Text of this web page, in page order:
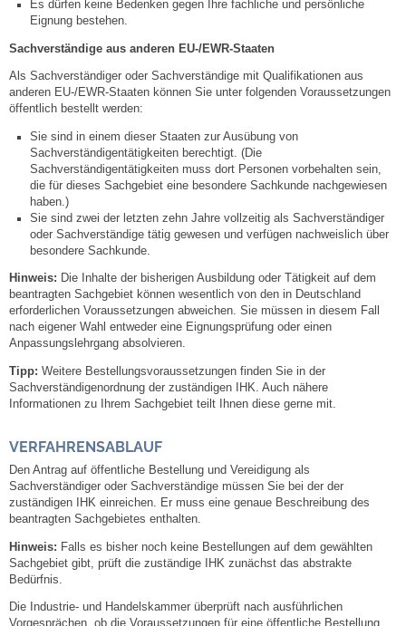
Gemeinderat
Sitzungsberichte
Ratsinfo
Gutachterausschuss
Leben
Bauen & Wohnen
NETZMonitor
Bodenrichtwerte
Laufende beschränkte Ausschreibungen
Bebauungspläne
Fortschreibung Flächennutzungsplan
Förderprogramm Balkonkraftwerk
Es dürfen keine Bedenken gegen Ihre fachliche und persönliche
Eignung bestehen.
Sachverständige aus anderen EU-/EWR-Staaten
Als Sachverständiger oder Sachverständige mit Qualifikationen aus
anderen EU-/EWR-Staaten können Sie unter folgenden Voraussetzungen
öffentlich bestellt werden:
Sie sind in einem dieser Staaten zur Ausübung von
Sachverständigentätigkeiten berechtigt. (Die
Sachverständigentätigkeiten muss dort Personen vorbehalten sein,
die für dieses Sachgebiet eine besondere Sachkunde nachgewiesen
haben.)
Sie sind zwei der letzten zehn Jahre vollzeitig als Sachverständiger
oder Sachverständige tätig gewesen und verfügen nachweislich über
besondere Sachkunde.
Hinweis: Die Inhalte der bisherigen Ausbildung oder Tätigkeit auf dem
beantragten Sachgebiet können wesentlich von den in Deutschland
erforderlichen Voraussetzungen abweichen. Sie müssen in diesem Fall
nach eigener Wahl entweder eine Eignungsprüfung oder einen
Anpassungslehrgang absolvieren.
Tipp: Weitere Bestellungsvoraussetzungen finden Sie in der
Sachverständigenordnung der zuständigen IHK. Auch nähere
Informationen zu Ihrem Sachgebiet teilt Ihnen diese gerne mit.
VERFAHRENSABLAUF
Den Antrag auf öffentliche Bestellung und Vereidigung als
Sachverständiger oder Sachverständige müssen Sie bei der der
zuständigen IHK einreichen. Er muss eine genaue Beschreibung des
beantragten Sachgebietes enthalten.
Hinweis: Falls es bisher noch keine Bestellungen auf dem gewählten
Sachgebiet gibt, prüft die zuständige IHK zunächst das abstrakte
Bedürfnis.
Die Industrie- und Handelskammer überprüft nach ausführlichen